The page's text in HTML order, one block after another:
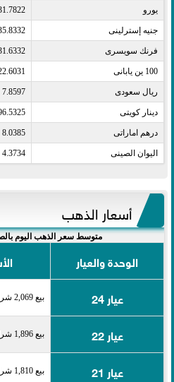
يورو​
جنيه إسترلينى​
فرنك سويسرى​
100 ين يابانى​
ريال سعودى​ 7.8597
دينار كويتى​
درهم اماراتى​ 8.0385
اليوان الصينى​ 4.3734
أسعار الذهب
متوسط سعر الذهب اليوم
الوحدة والعيار
عيار 24
بيع 2,069 شراء 2,114
عيار 22 بيع 1,896 شراء 1,938
عيار 21 بيع 1,810 شراء 1,850